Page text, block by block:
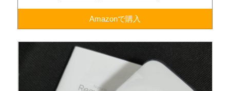
Amazonで購入